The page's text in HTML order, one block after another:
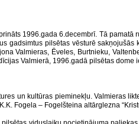
1996.gada 6.decembrī. Tā
gadsimtus pilsētas vēsturē
Valmieras, Ēveles, Burtnieku,
Valmierā, 1996.gadā pilsētas
un kultūras pieminekļu. Valmieras
Fogela – Fogelšteina altārglezna